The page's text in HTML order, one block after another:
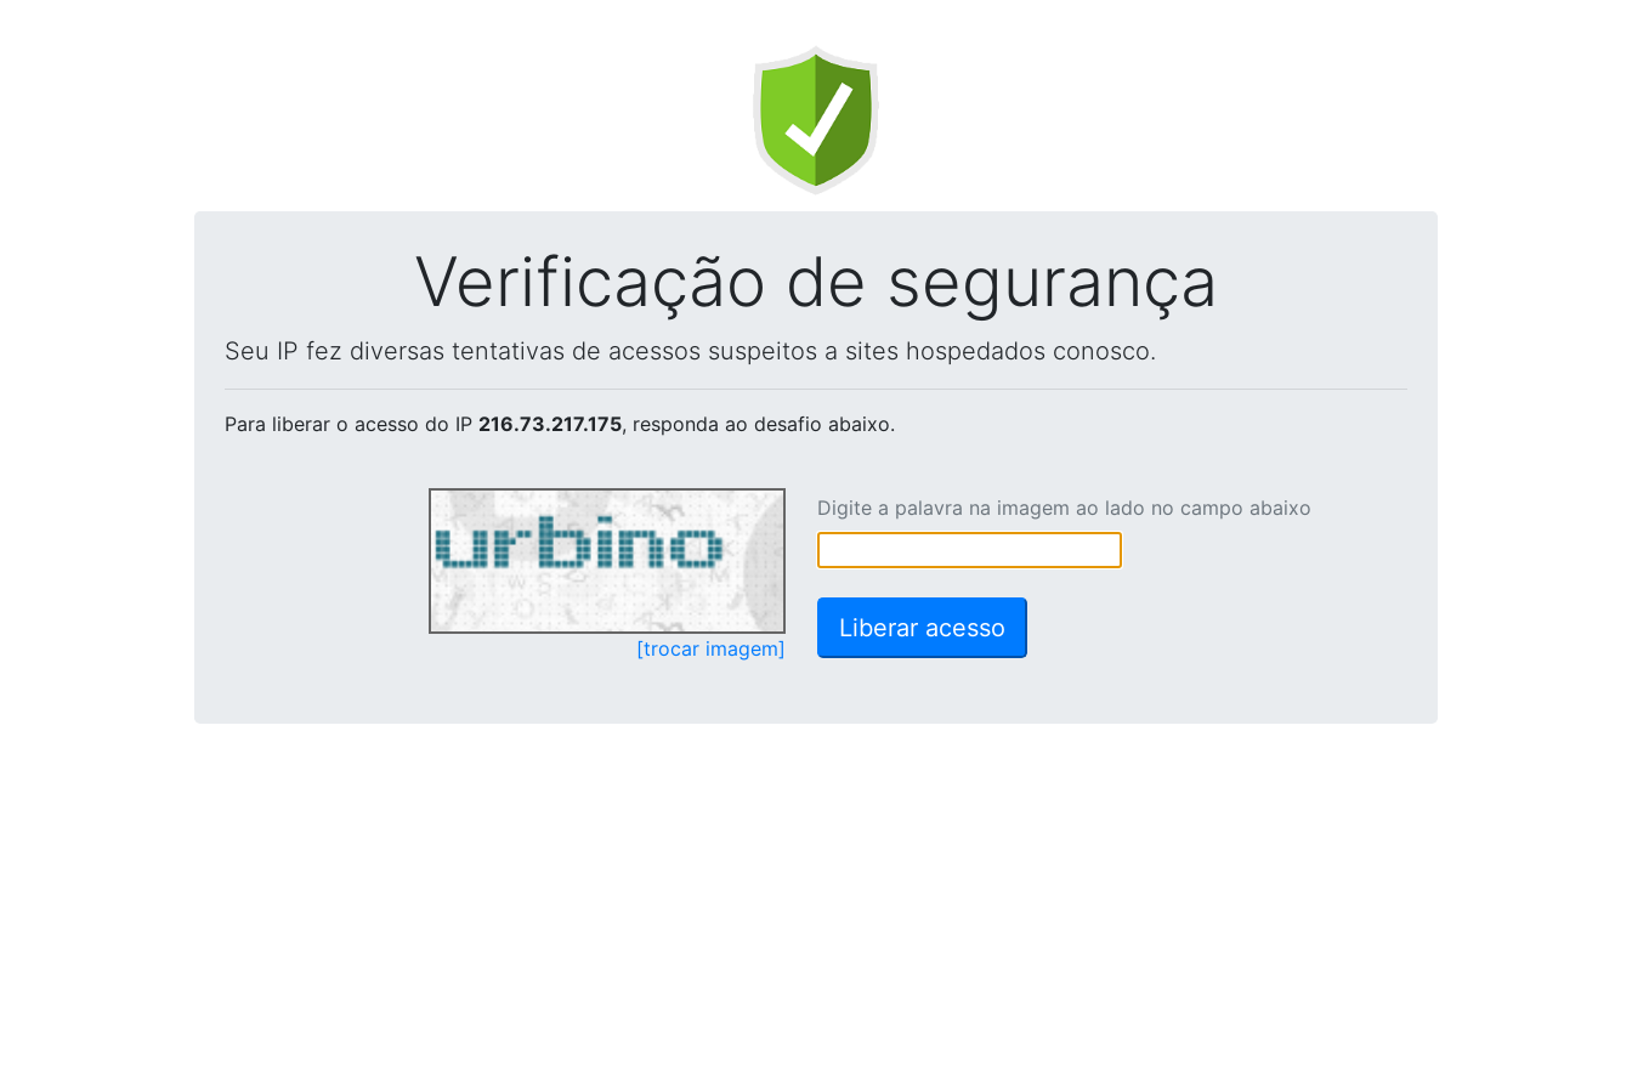
Verificação de segurança
Seu IP fez diversas tentativas de acessos suspeitos a sites hospedados conosco.
Para liberar o acesso do IP 216.73.217.175, responda ao desafio abaixo.
[trocar imagem]
Digite a palavra na imagem ao lado no campo abaixo